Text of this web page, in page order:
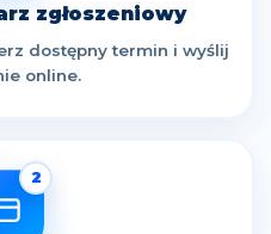
zgłoszeniowy
dostępny termin i wyślij
online.
2